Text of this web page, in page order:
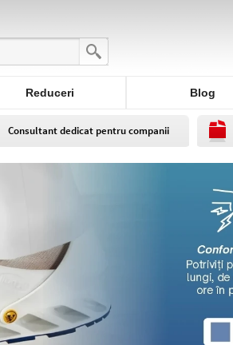
Reduceri Blog
Consultant dedicat pentru companii